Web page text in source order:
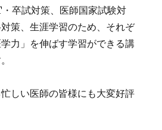
卒試対策、医師国家試験対
策、生涯学習のため、それぞ
力」を伸ばす学習ができる講
しい医師の皆様にも大変好評